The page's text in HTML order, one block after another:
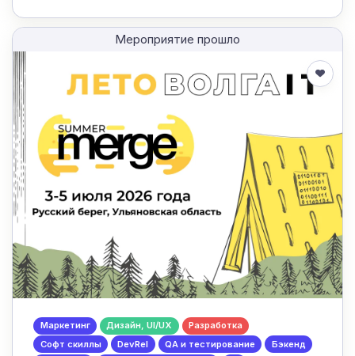
Мероприятие прошло
Маркетинг Дизайн, UI/UX
Разработка
Софт скиллы
DevRel QA и тестирование
Бэкенд